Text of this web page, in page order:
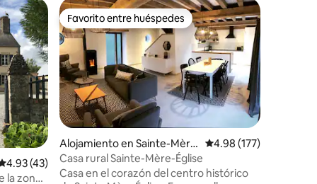
promedio: 4.93 de 5, 43 reseñas
4.93 (43)
la zona
Favorito entre huéspedes
Favorito entre huéspedes
Alojamiento en Sainte-Mère
-Église
Calificación promedio:
4.98 (177)
Casa rural Sainte-Mère-Église
Casa en el corazón del centro histórico